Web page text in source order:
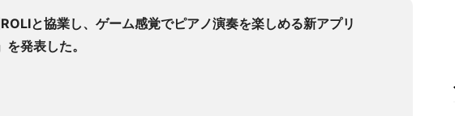
と協業し、ゲーム感覚でピアノ演奏を楽しめる新アプリ
発表した。